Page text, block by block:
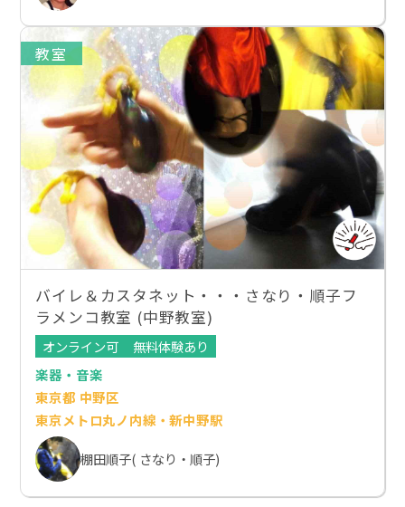
教室
バイレ＆カスタネット・・・さなり・順子フ
ラメンコ教室 (中野教室)
オンライン可
無料体験あり
楽器・音楽
東京都 中野区
東京メトロ丸ノ内線・新中野駅
棚田順子( さなり・順子)